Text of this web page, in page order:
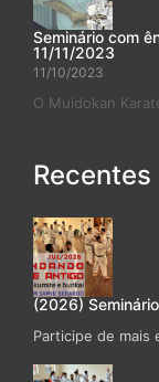
Seminário com
11/11/2023
11/10/2023
O Muidokan
Recentes
(2026)
Participe de mais